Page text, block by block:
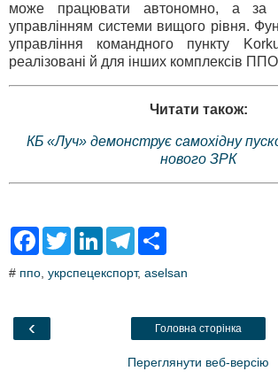
може працювати автономно, а за
управлінням системи вищого рівня.
управління командного пункту
реалізовані й для інших комплексів
Читати також:
КБ «Луч» демонструє самохідну
нового ЗРК
F
e
o
T
t
L
k
T
e
a
r
# ппо укрспецекспорт, aselsan
‹ Головна сторінка
Переглянути веб-версію